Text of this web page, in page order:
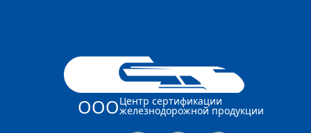
ОООЦентр сертификации
железнодорожной продукции